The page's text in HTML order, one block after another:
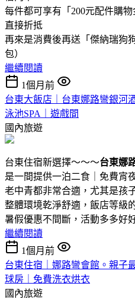
每件都可享有「200元配件購
直接折抵
再來是消費後再送「傑納瑞狗
包）
繼續閱讀
1個月前
台東大飯店｜台東娜路彎銀河
泳池SPA｜遊戲間
國內旅遊
台東住宿新選擇～～～台東娜
是一間提供一泊二食｜免費宵
老中青都非常合適，尤其是孩
整體環境乾淨舒適，飯店等級
暑假優惠不間斷，活動多多好
繼續閱讀
1個月前
台東住宿｜娜路彎會館。親子
球房｜免費洗衣烘衣
國內旅遊